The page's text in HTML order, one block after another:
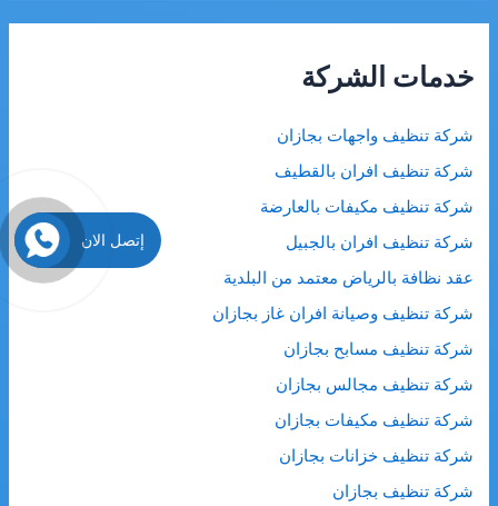
ح
ع
خدمات الشركة
شركة تنظيف واجهات بجازان
شركة تنظيف افران بالقطيف
شركة تنظيف مكيفات بالعارضة
شركة تنظيف افران بالجبيل
عقد نظافة بالرياض معتمد من البلدية
شركة تنظيف وصيانة افران غاز بجازان
شركة تنظيف مسابح بجازان
شركة تنظيف مجالس بجازان
شركة تنظيف مكيفات بجازان
شركة تنظيف خزانات بجازان
شركة تنظيف بجازان
إتصل الان